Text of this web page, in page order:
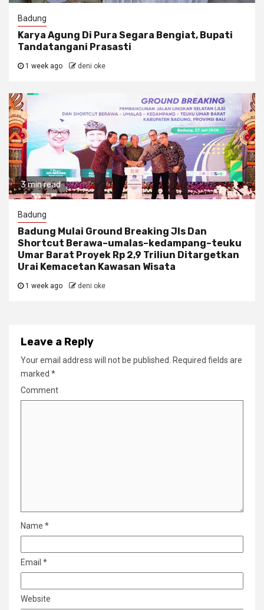
Badung
Karya Agung Di Pura Segara Bengiat, Bupati
Tandatangani Prasasti
1 week ago deni oke
3 min read
Badung
Badung Mulai Ground Breaking Jls Dan
Shortcut Berawa–umalas–kedampang–teuku
Umar Barat Proyek Rp 2,9 Triliun Ditargetkan
Urai Kemacetan Kawasan Wisata
1 week ago deni oke
Leave a Reply
Your email address will not be published.
Required fields are
marked *
Comment
Name *
Email *
Website